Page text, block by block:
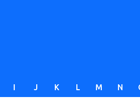
I J K L M N